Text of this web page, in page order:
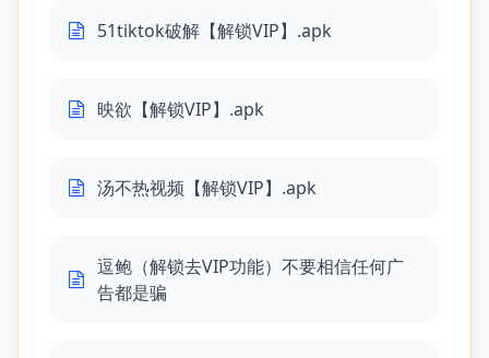
51tiktok破解【解锁VIP】.apk
映欲【解锁VIP】.apk
汤不热视频【解锁VIP】.apk
逗鲍（解锁去VIP功能）不要相信任何广
告都是骗